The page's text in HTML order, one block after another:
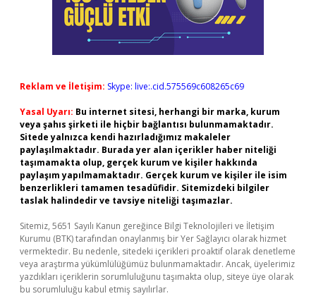
Reklam ve İletişim: Skype: live:.cid.575569c608265c69
Yasal Uyarı: Bu internet sitesi, herhangi bir marka, kurum
veya şahıs şirketi ile hiçbir bağlantısı bulunmamaktadır.
Sitede yalnızca kendi hazırladığımız makaleler
paylaşılmaktadır. Burada yer alan içerikler haber niteliği
taşımamakta olup, gerçek kurum ve kişiler hakkında
paylaşım yapılmamaktadır. Gerçek kurum ve kişiler ile isim
benzerlikleri tamamen tesadüfidir. Sitemizdeki bilgiler
taslak halindedir ve tavsiye niteliği taşımazlar.
Sitemiz, 5651 Sayılı Kanun gereğince Bilgi Teknolojileri ve İletişim
Kurumu (BTK) tarafından onaylanmış bir Yer Sağlayıcı olarak hizmet
vermektedir. Bu nedenle, sitedeki içerikleri proaktif olarak denetleme
veya araştırma yükümlülüğümüz bulunmamaktadır. Ancak, üyelerimiz
yazdıkları içeriklerin sorumluluğunu taşımakta olup, siteye üye olarak
bu sorumluluğu kabul etmiş sayılırlar.